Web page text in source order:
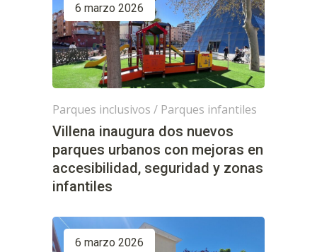
6 marzo 2026
Parques inclusivos / Parques infantiles
Villena inaugura dos nuevos
parques urbanos con mejoras en
accesibilidad, seguridad y zonas
infantiles
6 marzo 2026